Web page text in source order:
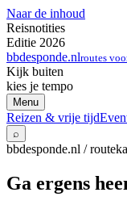
Naar de inhoud
Reisnotities
Editie 2026
bbdesponde.nlroutes
Kijk buiten
kies je tempo
Menu
Reizen & vrije tijd
⌕
bbdesponde.nl /
Ga ergens